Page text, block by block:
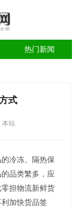
热门新闻
式
本站
冷冻、隔热保
品类繁多，应
担物流新鲜货
加快货品签